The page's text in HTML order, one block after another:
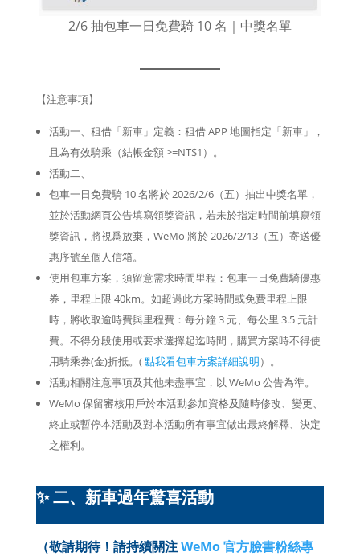
2/6 抽包車一日免費騎 10 名｜中獎名單
【注意事項】
活動一、租借「新車」定義：租借 APP 地圖指定「新車」，
且為有效騎乘（結帳金額 >=NT$1）。
活動二、
包車一日免費騎 10 名將於 2026/2/6（五）抽出中獎名單，
並於活動網頁公告填寫領獎資訊，若未於指定時間前填寫領
獎資訊，將視爲放棄，WeMo 將於 2026/2/13（五）寄送優
惠序號至個人信箱。
使用包車方案，須留意需求時間里程：包車一日免費騎優惠
券，里程上限 40km。如超過此方案時間或免費里程上限
時，將收取逾時費與里程費：每分鐘 3 元、每公里 3.5 元計
費。不得分段使用或要求選擇起迄時間，購買方案時不得使
用騎乘券(金)折抵。(點我看包車方案詳細說明）。
活動相關注意事項及其他未盡事宜，以 WeMo 公告為準。
WeMo 保留審核用戶於本活動參加資格及隨時修改、變更、
終止或暫停本活動及對本活動所有事宜做出最終解釋、決定
之權利。
✨ 二、 新車過年驚喜活動
（敬請期待！請持續關注WeMo 官方臉書粉絲專